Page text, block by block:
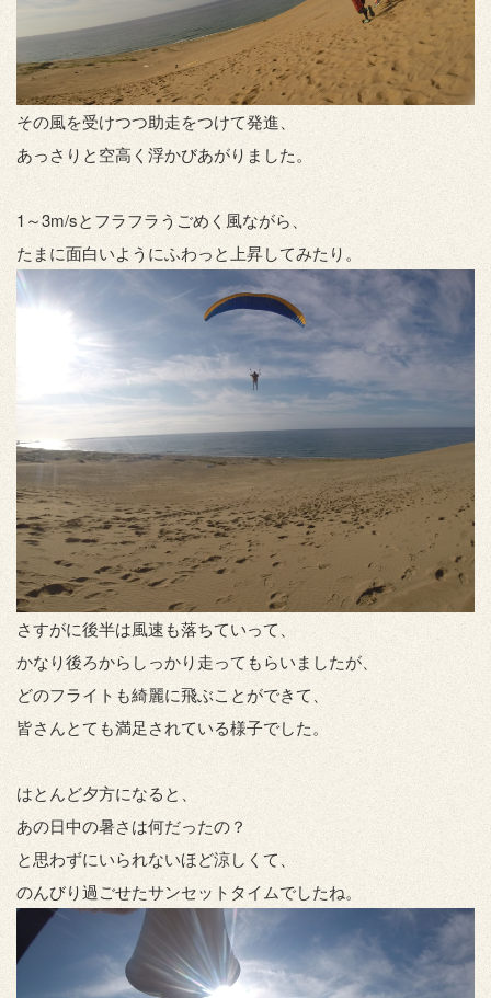
その風を受けつつ助走をつけて発進、
あっさりと空高く浮かびあがりました。
1～3m/sとフラフラうごめく風ながら、
たまに面白いようにふわっと上昇してみたり。
さすがに後半は風速も落ちていって、
かなり後ろからしっかり走ってもらいましたが、
どのフライトも綺麗に飛ぶことができて、
皆さんとても満足されている様子でした。
はとんど夕方になると、
あの日中の暑さは何だったの？
と思わずにいられないほど涼しくて、
のんびり過ごせたサンセットタイムでしたね。